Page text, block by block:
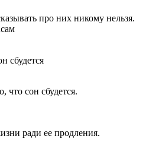
про них никому нельзя.
сбудется
что сон сбудется.
ради ее продления.